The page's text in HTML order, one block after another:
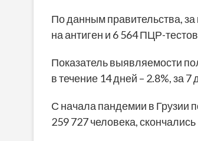
По данным правительства, за
на антиген и 6 564 ПЦР-
Показатель выявляемости
в течение 14 дней – 2.8%, за 7
С начала пандемии в Грузии
259 727 человека,